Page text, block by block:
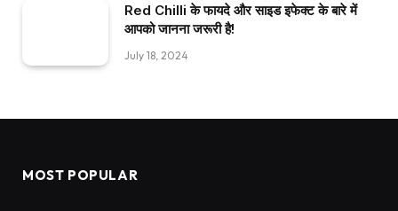
Red Chilli के फायदे और साइड इफेक्ट के बारे में
आपको जानना जरूरी है!
July 18, 2024
MOST POPULAR